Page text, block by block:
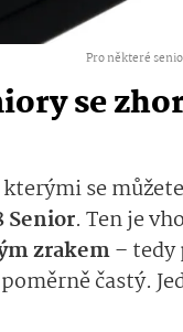
Pro některé
se
se
Senior. Ten je
zrakem–
častý.